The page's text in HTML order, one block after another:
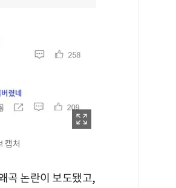
캡처
곡 논란이 보도됐고,